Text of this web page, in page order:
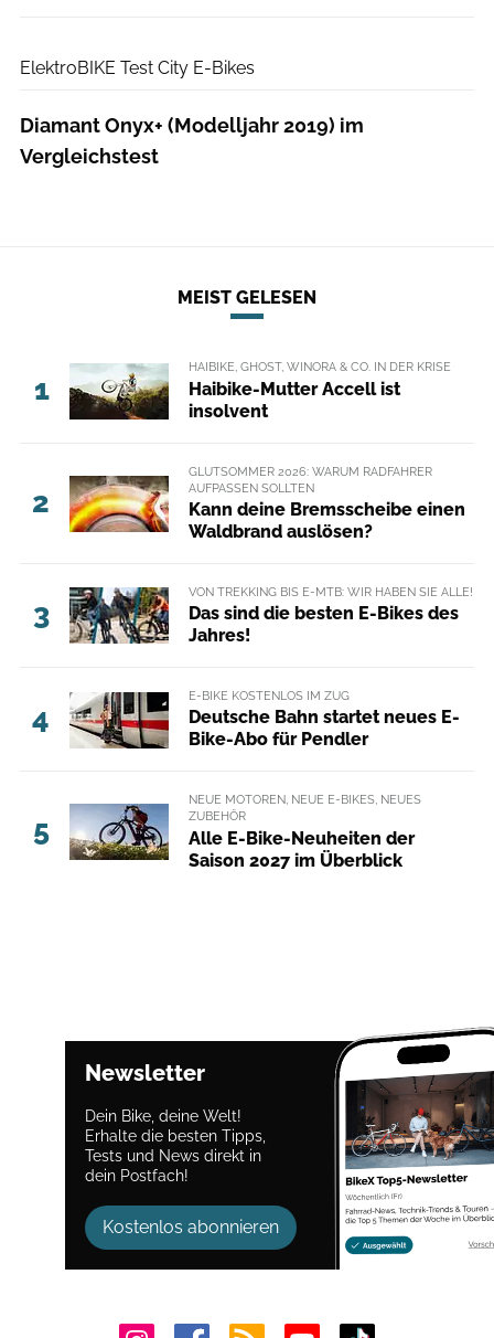
ElektroBIKE Test City E-Bikes
Diamant Onyx+ (Modelljahr 2019) im
Vergleichstest
MEIST GELESEN
1
HAIBIKE, GHOST, WINORA & CO. IN DER KRISE
Haibike-Mutter Accell ist
insolvent
2
GLUTSOMMER 2026: WARUM RADFAHRER
AUFPASSEN SOLLTEN
Kann deine Bremsscheibe einen
Waldbrand auslösen?
3
VON TREKKING BIS E-MTB: WIR HABEN SIE ALLE!
Das sind die besten E-Bikes des
Jahres!
4
E-BIKE KOSTENLOS IM ZUG
Deutsche Bahn startet neues E-
Bike-Abo für Pendler
5
NEUE MOTOREN, NEUE E-BIKES, NEUES
ZUBEHÖR
Alle E-Bike-Neuheiten der
Saison 2027 im Überblick
Newsletter
Dein Bike, deine Welt!
Erhalte die besten Tipps,
Tests und News direkt in
dein Postfach!
Kostenlos abonnieren